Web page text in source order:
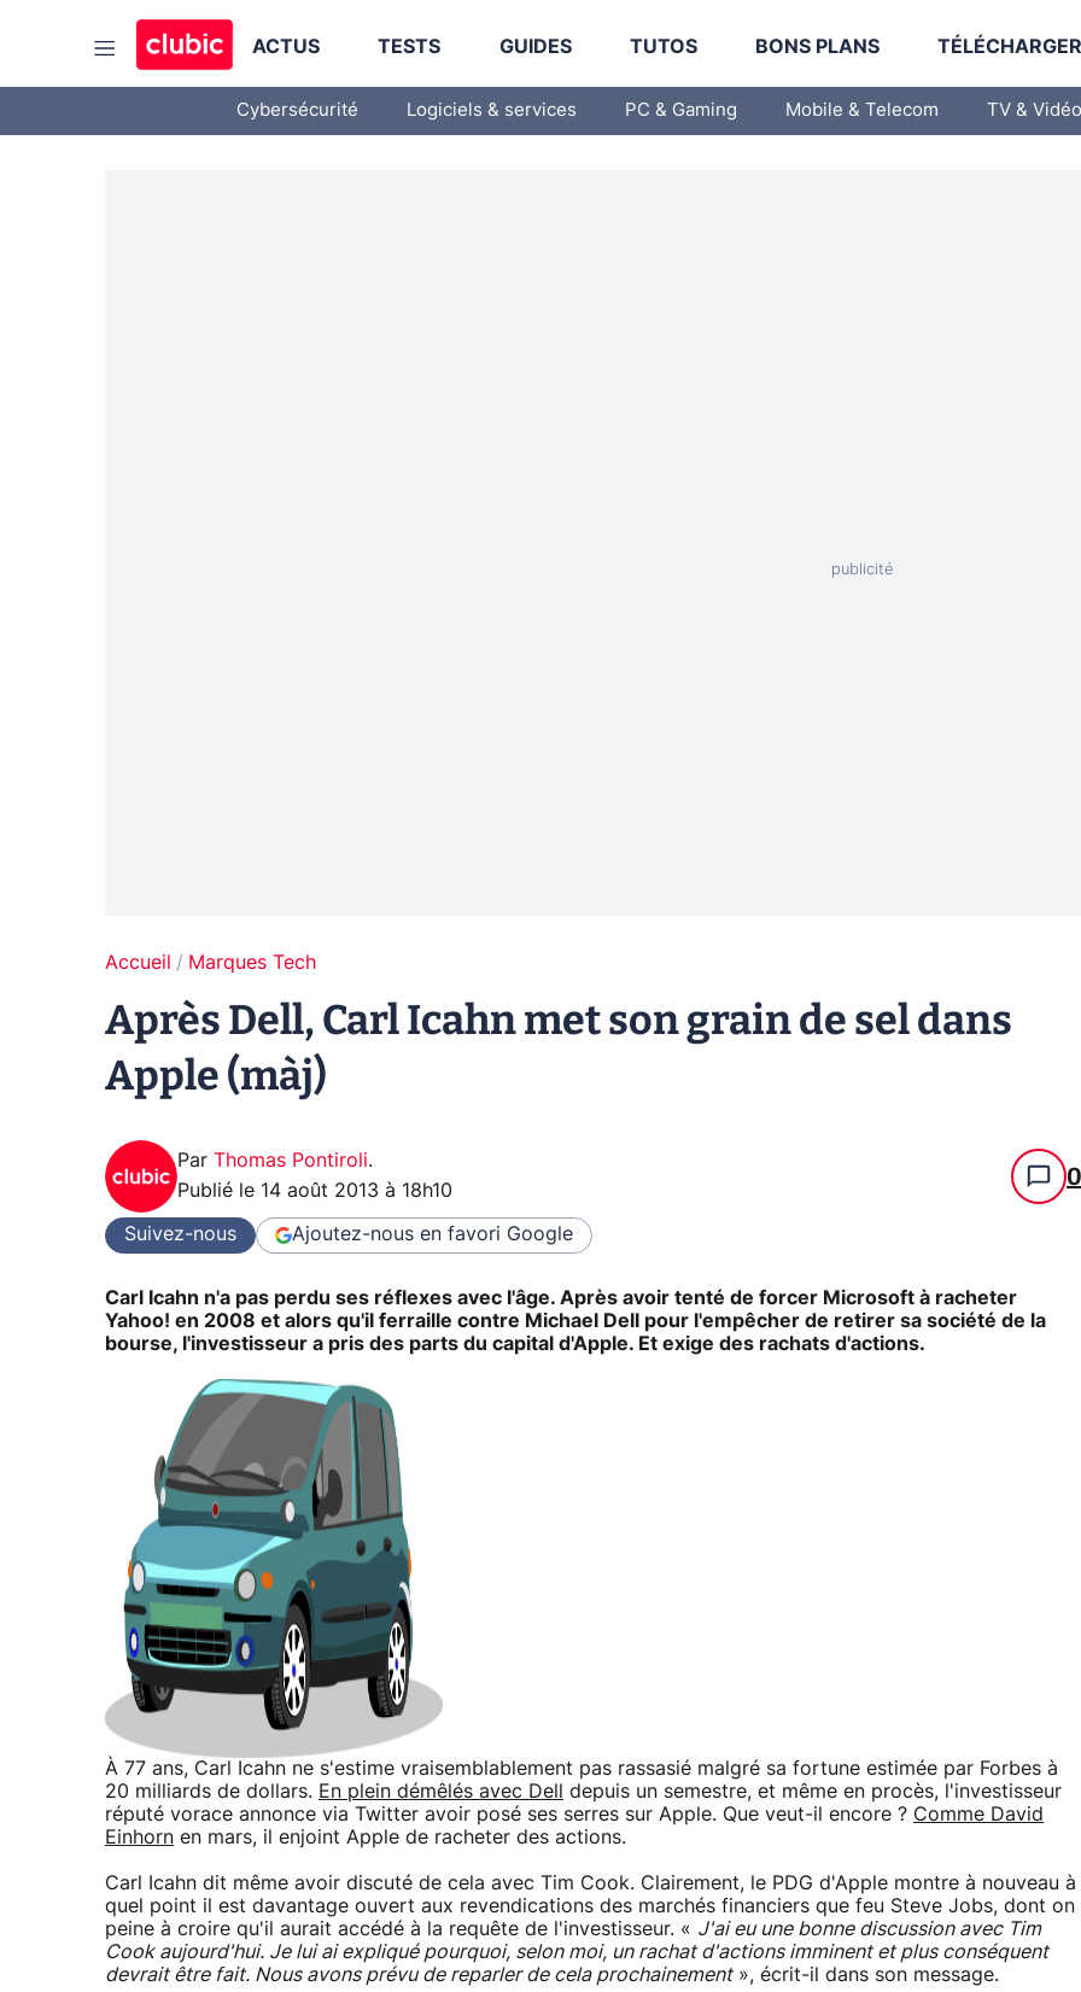
ACTUS TESTS GUIDES TUTOS BONS PLANS
Cybersécurité Logiciels & services PC & Gaming Mobile & Telecom TV & Vidéo
Accueil Marques Tech
Après Dell, Carl Icahn met son grain de sel dans
Apple (màj)
Par Thomas Pontiroli.
Publié le 14 août 2013 à 18h10 0
Suivez-nous Ajoutez-nous en favori Google
Carl Icahn n'a pas perdu ses réflexes avec l'âge. Après avoir tenté de forcer Microsoft à racheter
Yahoo! en 2008 et alors qu'il ferraille contre Michael Dell pour l'empêcher de retirer sa société de la
bourse, l'investisseur a pris des parts du capital d'Apple. Et exige des rachats d'actions.
À 77 ans, Carl Icahn ne s'estime vraisemblablement pas rassasié malgré sa fortune estimée par Forbes à
20 milliards de dollars. En plein démêlés avec Dell
depuis un semestre, et même en procès, l'investisseur
réputé vorace annonce via Twitter avoir posé ses serres sur Apple. Que veut-il encore ? Comme David
Einhorn en mars, il enjoint Apple de racheter des actions.
Carl Icahn dit même avoir discuté de cela avec Tim Cook. Clairement, le PDG d'Apple montre à nouveau à
quel point il est davantage ouvert aux revendications des marchés financiers que feu Steve Jobs, dont on
peine à croire qu'il aurait accédé à la requête de l'investisseur. « J'ai eu une bonne discussion avec Tim
Cook aujourd'hui. Je lui ai expliqué pourquoi, selon moi, un rachat d'actions imminent et plus conséquent
devrait être fait. Nous avons prévu de reparler de cela prochainement», écrit-il dans son message.